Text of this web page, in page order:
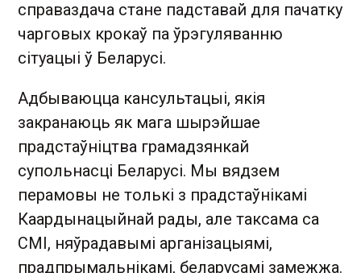
справаздача стане падставай для пачатку
чарговых крокаў па ўрэгуляванню
сітуацыі ў Беларусі.
Адбываюцца кансультацыі, якія
закранаюць як мага шырэйшае
прадстаўніцтва грамадзянкай
супольнасці Беларусі. Мы вядзем
перамовы не толькі з прадстаўнікамі
Каардынацыйнай рады, але таксама са
СМІ, няўрадавымі арганізацыямі,
прадпрымальнікамі, беларусамі замежжа.